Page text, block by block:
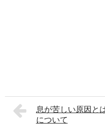
息が苦しい原因と
について